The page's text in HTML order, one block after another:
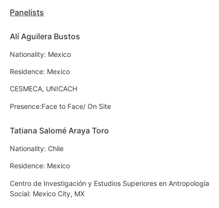
Panelists
Alí Aguilera Bustos
Nationality: Mexico
Residence: Mexico
CESMECA, UNICACH
Presence:Face to Face/ On Site
Tatiana Salomé Araya Toro
Nationality: Chile
Residence: Mexico
Centro de Investigación y Estudios Superiores en Antropología
Social: Mexico City, MX